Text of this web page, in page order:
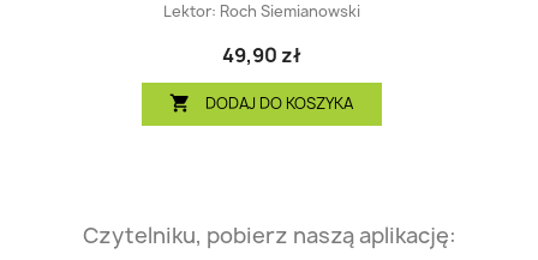
Lektor: Roch Siemianowski
49,90 zł
 DODAJ DO KOSZYKA
Czytelniku, pobierz naszą aplikację: